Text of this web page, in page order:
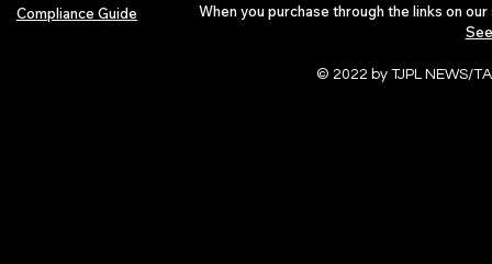
Compliance Guide
When you purchase through the links on
© 2022 by TJPL NEWS/